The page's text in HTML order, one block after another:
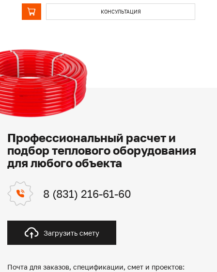
КОНСУЛЬТАЦИЯ
Профессиональный расчет и
подбор теплового оборудования
для любого объекта
8 (831) 216-61-60
Загрузить смету
Почта для заказов, спецификации, смет и проектов: